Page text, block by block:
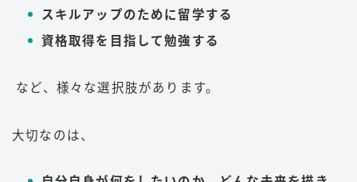
スキルアップのために留学する
資格取得を目指して勉強する
など、様々な選択肢があります。
大切なのは、